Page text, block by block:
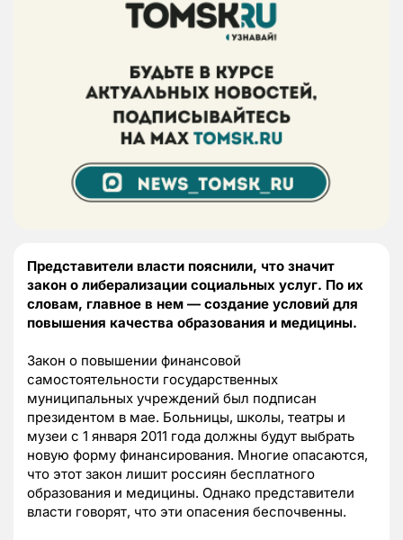
Представители власти пояснили, что значит
закон о либерализации социальных услуг. По их
словам, главное в нем — создание условий для
повышения качества образования и медицины.
Закон о повышении финансовой
самостоятельности государственных
муниципальных учреждений был подписан
президентом в мае. Больницы, школы, театры и
музеи с 1 января 2011 года должны будут выбрать
новую форму финансирования. Многие опасаются,
что этот закон лишит россиян бесплатного
образования и медицины. Однако представители
власти говорят, что эти опасения беспочвенны.